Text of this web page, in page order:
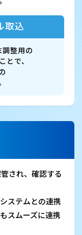
取込
整用の
とで、
され、確認する
ステムとの連携
スムーズに連携